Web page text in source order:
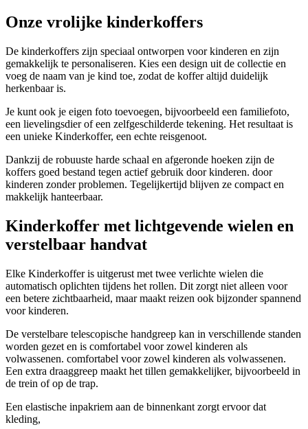
Onze vrolijke kinderkoffers
De kinderkoffers zijn speciaal ontworpen voor kinderen en zijn
gemakkelijk te personaliseren. Kies een design uit de collectie en
voeg de naam van je kind toe, zodat de koffer altijd duidelijk
herkenbaar is.
Je kunt ook je eigen foto toevoegen, bijvoorbeeld een familiefoto,
een lievelingsdier of een zelfgeschilderde tekening. Het resultaat is
een unieke Kinderkoffer, een echte reisgenoot.
Dankzij de robuuste harde schaal en afgeronde hoeken zijn de
koffers goed bestand tegen actief gebruik door kinderen. door
kinderen zonder problemen. Tegelijkertijd blijven ze compact en
makkelijk hanteerbaar.
Kinderkoffer met lichtgevende wielen en
verstelbaar handvat
Elke Kinderkoffer is uitgerust met twee verlichte wielen die
automatisch oplichten tijdens het rollen. Dit zorgt niet alleen voor
een betere zichtbaarheid, maar maakt reizen ook bijzonder spannend
voor kinderen.
De verstelbare telescopische handgreep kan in verschillende standen
worden gezet en is comfortabel voor zowel kinderen als
volwassenen. comfortabel voor zowel kinderen als volwassenen.
Een extra draaggreep maakt het tillen gemakkelijker, bijvoorbeeld in
de trein of op de trap.
Een elastische inpakriem aan de binnenkant zorgt ervoor dat
kleding,